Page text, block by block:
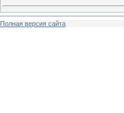
Полная версия сайта